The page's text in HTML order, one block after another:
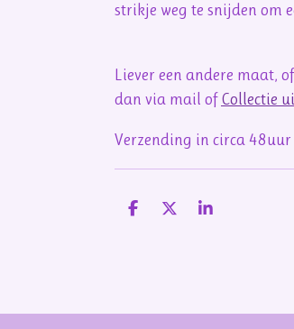
strikje weg te snijden om
Liever een andere maat,
dan via mail of Collectie
Verzending in circa 48uur
D
D
S